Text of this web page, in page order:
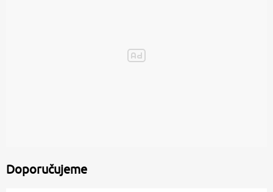
Doporučujeme